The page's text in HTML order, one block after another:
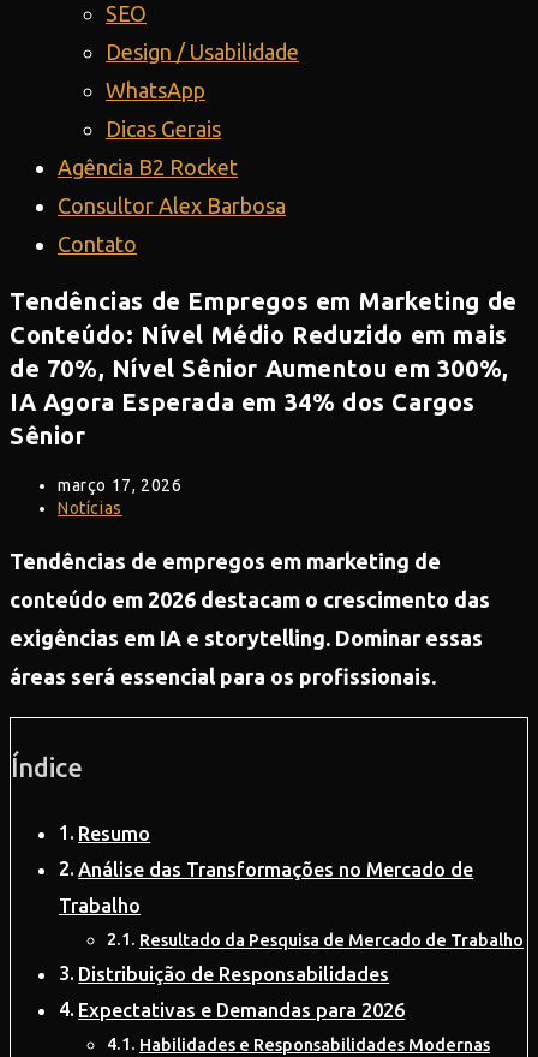
SEO
Design / Usabilidade
WhatsApp
Dicas Gerais
Agência B2 Rocket
Consultor Alex Barbosa
Contato
Tendências de Empregos em Marketing de
Conteúdo: Nível Médio Reduzido em mais
de 70%, Nível Sênior Aumentou em 300%,
IA Agora Esperada em 34% dos Cargos
Sênior
Post
publicado:
março 17, 2026
Categoria
post:
Notícias
Tendências de empregos em marketing de
conteúdo em 2026 destacam o crescimento das
exigências em IA e storytelling. Dominar essas
áreas será essencial para os profissionais.
Índice
Resumo
Análise das Transformações no Mercado de
Trabalho
Resultado da Pesquisa de Mercado de Trabalho
Distribuição de Responsabilidades
Expectativas e Demandas para 2026
Habilidades e Responsabilidades Modernas